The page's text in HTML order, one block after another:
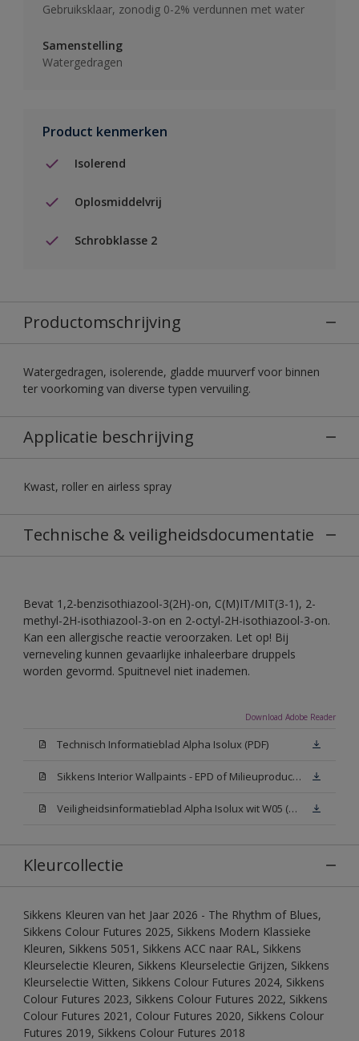
Gebruiksklaar, zonodig 0-2% verdunnen met water
Samenstelling
Watergedragen
Product kenmerken
Isolerend
Oplosmiddelvrij
Schrobklasse 2
Productomschrijving
Watergedragen, isolerende, gladde muurverf voor binnen
ter voorkoming van diverse typen vervuiling.
Applicatie beschrijving
Kwast, roller en airless spray
Technische & veiligheidsdocumentatie
Bevat 1,2-benzisothiazool-3(2H)-on, C(M)IT/MIT(3-1), 2-
methyl-2H-isothiazool-3-on en 2-octyl-2H-isothiazool-3-on.
Kan een allergische reactie veroorzaken. Let op! Bij
verneveling kunnen gevaarlijke inhaleerbare druppels
worden gevormd. Spuitnevel niet inademen.
Download Adobe Reader
Technisch Informatieblad Alpha Isolux (PDF)
Sikkens Interior Wallpaints - EPD of Milieuproductverklaring
Veiligheidsinformatieblad Alpha Isolux wit W05 (SDS)
Kleurcollectie
Sikkens Kleuren van het Jaar 2026 - The Rhythm of Blues,
Sikkens Colour Futures 2025, Sikkens Modern Klassieke
Kleuren, Sikkens 5051, Sikkens ACC naar RAL, Sikkens
Kleurselectie Kleuren, Sikkens Kleurselectie Grijzen, Sikkens
Kleurselectie Witten, Sikkens Colour Futures 2024, Sikkens
Colour Futures 2023, Sikkens Colour Futures 2022, Sikkens
Colour Futures 2021, Colour Futures 2020, Sikkens Colour
Futures 2019, Sikkens Colour Futures 2018